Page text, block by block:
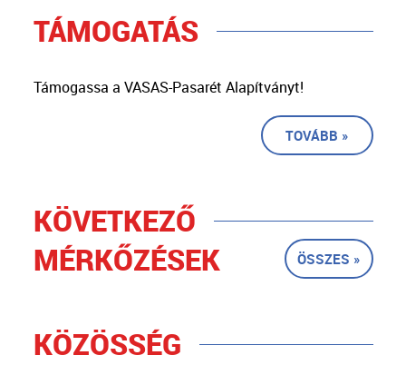
TÁMOGATÁS
Támogassa a VASAS-Pasarét Alapítványt!
TOVÁBB »
KÖVETKEZŐ
MÉRKŐZÉSEK
ÖSSZES »
KÖZÖSSÉG